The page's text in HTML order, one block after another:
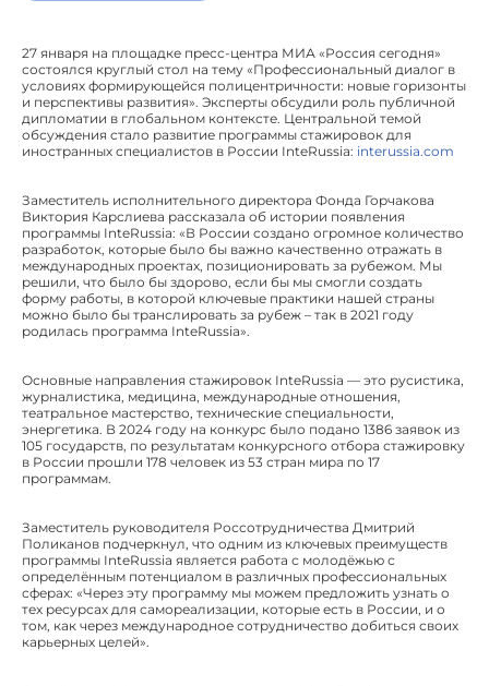
27 января на площадке пресс-центра МИА «Россия сегодня»
состоялся круглый стол на тему «Профессиональный диалог в
условиях формирующейся полицентричности: новые горизонты
и перспективы развития». Эксперты обсудили роль публичной
дипломатии в глобальном контексте. Центральной темой
обсуждения стало развитие программы стажировок для
иностранных специалистов в России InteRussia: interussia.com
Заместитель исполнительного директора Фонда Горчакова
Виктория Карслиева рассказала об истории появления
программы InteRussia: «В России создано огромное количество
разработок, которые было бы важно качественно отражать в
международных проектах, позиционировать за рубежом. Мы
решили, что было бы здорово, если бы мы смогли создать
форму работы, в которой ключевые практики нашей страны
можно было бы транслировать за рубеж – так в 2021 году
родилась программа InteRussia».
Основные направления стажировок InteRussia — это русистика,
журналистика, медицина, международные отношения,
театральное мастерство, технические специальности,
энергетика. В 2024 году на конкурс было подано 1386 заявок из
105 государств, по результатам конкурсного отбора стажировку
в России прошли 178 человек из 53 стран мира по 17
программам.
Заместитель руководителя Россотрудничества Дмитрий
Поликанов подчеркнул, что одним из ключевых преимуществ
программы InteRussia является работа с молодёжью с
определённым потенциалом в различных профессиональных
сферах: «Через эту программу мы можем предложить узнать о
тех ресурсах для самореализации, которые есть в России, и о
том, как через международное сотрудничество добиться своих
карьерных целей».